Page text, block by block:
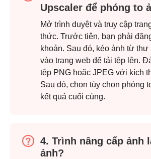
Upscaler để phóng to
Mở trình duyệt và truy cập
thức. Trước tiên, bạn phải
khoản. Sau đó, kéo ảnh từ thư
vào trang web để tải tệp lên.
tệp PNG hoặc JPEG với kích
Sau đó, chọn tùy chọn phóng
kết quả cuối cùng.
4. Trình nâng cấp ảnh
ảnh?